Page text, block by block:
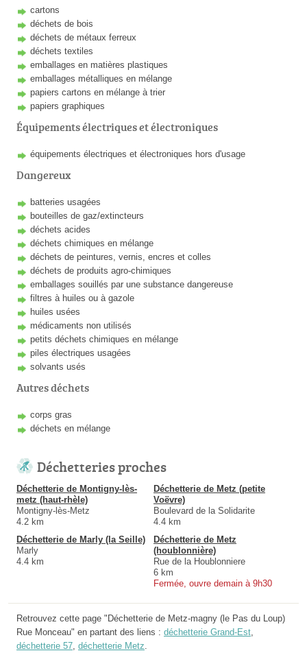
cartons
déchets de bois
déchets de métaux ferreux
déchets textiles
emballages en matières plastiques
emballages métalliques en mélange
papiers cartons en mélange à trier
papiers graphiques
Équipements électriques et électroniques
équipements électriques et électroniques hors d'usage
Dangereux
batteries usagées
bouteilles de gaz/extincteurs
déchets acides
déchets chimiques en mélange
déchets de peintures, vernis, encres et colles
déchets de produits agro-chimiques
emballages souillés par une substance dangereuse
filtres à huiles ou à gazole
huiles usées
médicaments non utilisés
petits déchets chimiques en mélange
piles électriques usagées
solvants usés
Autres déchets
corps gras
déchets en mélange
Déchetteries proches
Déchetterie de Montigny-lès-
metz (haut-rhèle)
Montigny-lès-Metz
4.2 km
Déchetterie de Metz (petite
Voëvre)
Boulevard de la Solidarite
4.4 km
Déchetterie de Marly (la Seille)
Marly
4.4 km
Déchetterie de Metz
(houblonnière)
Rue de la Houblonniere
6 km
Fermée, ouvre demain à 9h30
Retrouvez cette page "Déchetterie de Metz-magny (le Pas du Loup)
Rue Monceau" en partant des liens : déchetterie Grand-Est
déchetterie 57 déchetterie Metz